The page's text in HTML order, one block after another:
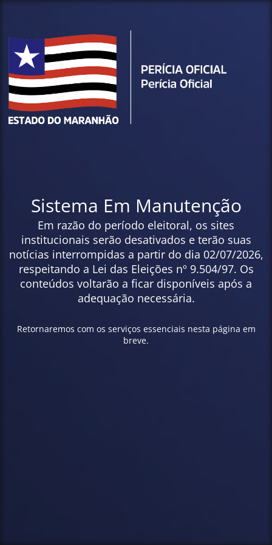
Sistema Em Manutenção
Em razão do período eleitoral, os sites
institucionais serão desativados e terão suas
notícias interrompidas a partir do dia 02/07/2026,
respeitando a Lei das Eleições nº 9.504/97. Os
conteúdos voltarão a ficar disponíveis após a
adequação necessária.
Retornaremos com os serviços essenciais nesta página em
breve.